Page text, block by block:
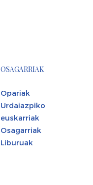
OSAGARRIAK
Opariak
Urdaiazpiko
euskarriak
Osagarriak
Liburuak